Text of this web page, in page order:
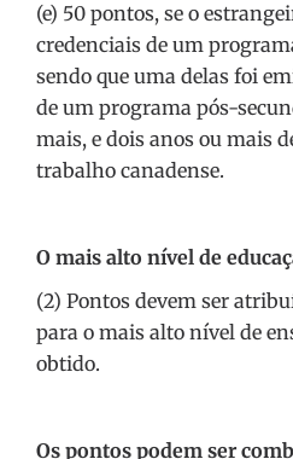
(e) 50 pontos, se o
credenciais de um
sendo que uma delas foi
de um programa pós-
mais, e dois anos ou mais
trabalho canadense.
O mais alto nível de
(2) Pontos devem ser
para o mais alto nível de
obtido.
Os pontos podem ser